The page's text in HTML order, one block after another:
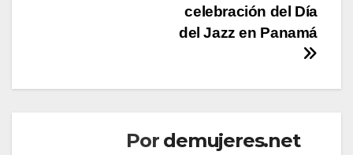
celebración del Día
del Jazz en Panamá
Por demujeres.net